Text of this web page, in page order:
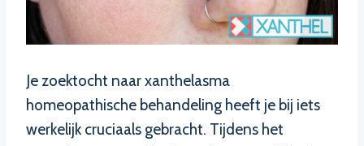
Je zoektocht naar xanthelasma
homeopathische behandeling heeft je bij iets
werkelijk cruciaals gebracht. Tijdens het